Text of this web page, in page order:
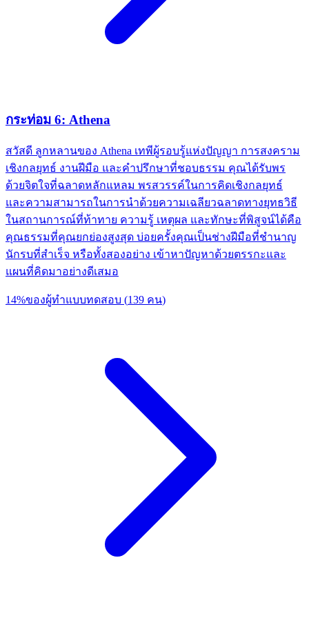
กระท่อม 6: Athena
สวัสดี ลูกหลานของ Athena เทพีผู้รอบรู้แห่งปัญญา การสงคราม
เชิงกลยุทธ์ งานฝีมือ และคำปรึกษาที่ชอบธรรม คุณได้รับพร
ด้วยจิตใจที่ฉลาดหลักแหลม พรสวรรค์ในการคิดเชิงกลยุทธ์
และความสามารถในการนำด้วยความเฉลียวฉลาดทางยุทธวิธี
ในสถานการณ์ที่ท้าทาย ความรู้ เหตุผล และทักษะที่พิสูจน์ได้คือ
คุณธรรมที่คุณยกย่องสูงสุด บ่อยครั้งคุณเป็นช่างฝีมือที่ชำนาญ
นักรบที่สำเร็จ หรือทั้งสองอย่าง เข้าหาปัญหาด้วยตรรกะและ
แผนที่คิดมาอย่างดีเสมอ
14%ของผู้ทำแบบทดสอบ (139 คน)